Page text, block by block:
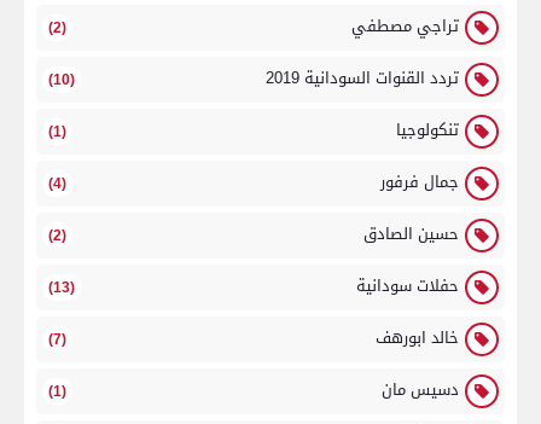
تراجي مصطفي (2)
تردد القنوات السودانية 2019 (10)
تنكولوجيا (1)
جمال فرفور (4)
حسين الصادق (2)
حفلات سودانية (13)
خالد ابورهف (7)
دسيس مان (1)